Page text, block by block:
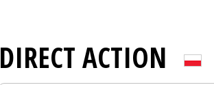
DIRECT ACTION